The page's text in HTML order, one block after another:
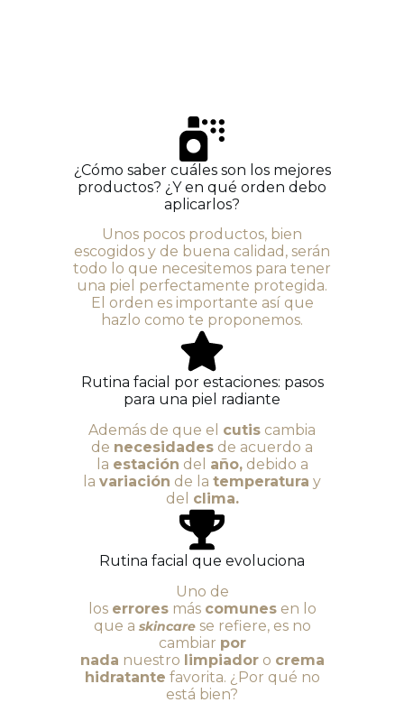
¿Cómo saber cuáles son los mejores
productos? ¿Y en qué orden debo
aplicarlos?
Unos pocos productos, bien
escogidos y de buena calidad, serán
todo lo que necesitemos para tener
una piel perfectamente protegida.
El orden es importante así que
hazlo como te proponemos.
Rutina facial por estaciones: pasos
para una piel radiante
Además de que el cutis cambia
de necesidades de acuerdo a
la estación del año,debido a
la variación de la temperatura y
del clima.
Rutina facial que evoluciona
Uno de
los erroresmás comunesen lo
que a skincarese refiere, es no
cambiar por
nada nuestro limpiadoro crema
hidratante favorita. ¿Por qué no
está bien?